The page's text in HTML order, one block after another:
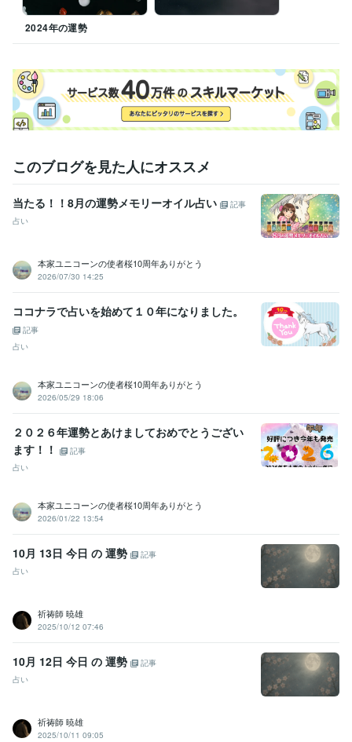
中央大学 2000年3月 ~ 2004年2月
語学力
2024年の運勢
このブログを見た人にオススメ
当たる！！8月の運勢メモリーオイル占い
記事
占い
本家ユニコーンの使者桜10周年ありがとう
2026/07/30 14:25
ココナラで占いを始めて１０年になりました。
記事
占い
本家ユニコーンの使者桜10周年ありがとう
2026/05/29 18:06
２０２６年運勢とあけましておめでとうござい
ます！！
記事
占い
本家ユニコーンの使者桜10周年ありがとう
2026/01/22 13:54
10月 13日 今日 の 運勢
記事
占い
祈祷師 暁雄
2025/10/12 07:46
10月 12日 今日 の 運勢
記事
占い
祈祷師 暁雄
2025/10/11 09:05